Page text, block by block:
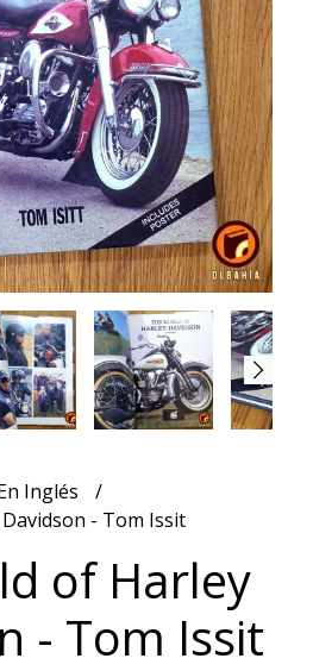
Inglés
- Tom Issit
of Harley
- Tom Issit